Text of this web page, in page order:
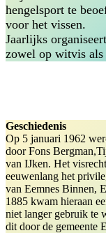
hengelsport te
voor het vissen.
Jaarlijks
zowel op witvis als
Geschiedenis
Op 5 januari 1962
door Fons
van IJken. Het
eeuwenlang het
van Eemnes Binnen,
1885 kwam hieraan
niet langer gebruik te
dit door de gemeente